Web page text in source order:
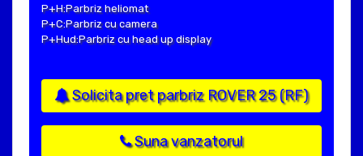
P+H:Parbriz heliomat
P+C:Parbriz cu camera
P+Hud:Parbriz cu head up display
Solicita pret parbriz ROVER 25 (RF)
Suna vanzatorul